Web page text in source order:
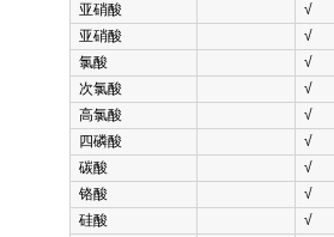
亚硝酸
√
亚硝酸
√
氯酸
√
次氯酸
√
高氯酸
√
四磷酸
√
碳酸
√
铬酸
√
硅酸
√